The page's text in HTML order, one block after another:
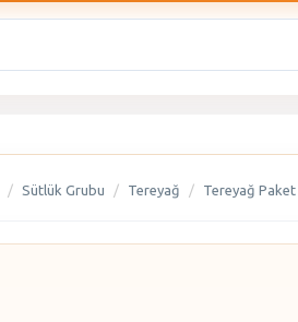
Sütlük Grubu Tereyağ Tereyağ Paket